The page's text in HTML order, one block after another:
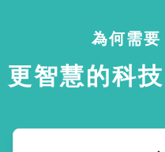
為何需
更智慧的科